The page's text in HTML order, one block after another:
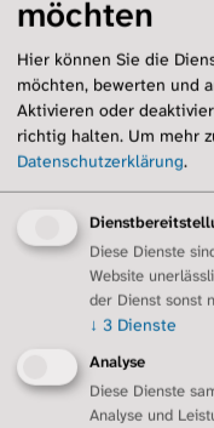
Ausgewogene
Rauchstopp
Ruhephasen
möchten
Hier können Sie die
möchten, bewerten und
Aktivieren oder
richtig halten. Um mehr
Datenschutzerklärung.
Diese Dienste
Website
der Dienst sonst
↓ 3 Dienste
Analyse
Diese Dienste
Analyse und